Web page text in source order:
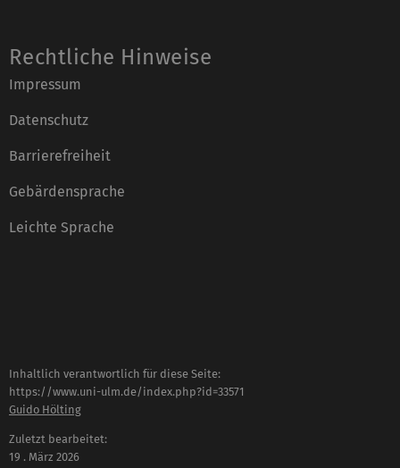
Rechtliche Hinweise
Impressum
Datenschutz
Barrierefreiheit
Gebärdensprache
Leichte Sprache
Inhaltlich verantwortlich für diese Seite:
https://www.uni-ulm.de/index.php?id=33571
Guido Hölting
Zuletzt bearbeitet:
19 . März 2026